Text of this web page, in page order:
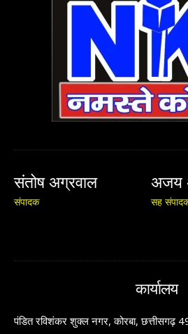
संतोष अग्रवाल
संपादक
अजय
सह
कार्यालय
पंडित रविशंकर शुक्ल नगर, कोरबा, छत्तीसगढ़